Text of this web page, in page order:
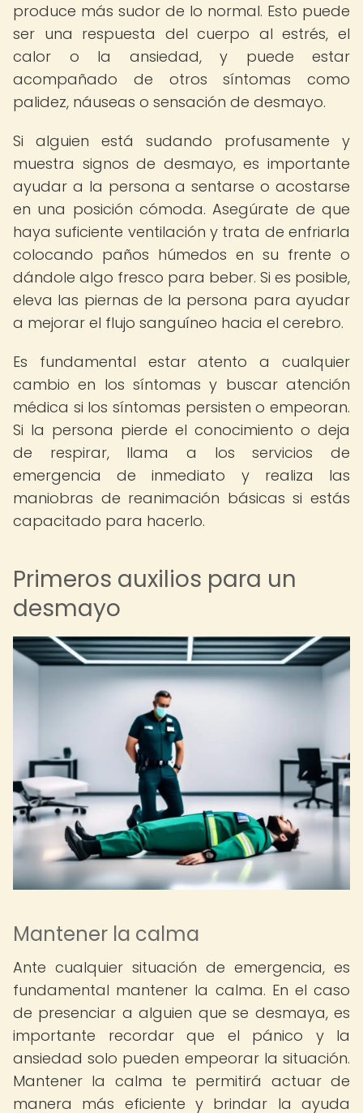
produce más sudor de lo normal. Esto puede
ser una respuesta del cuerpo al estrés, el
calor o la ansiedad, y puede estar
acompañado de otros síntomas como
palidez, náuseas o sensación de desmayo.
Si alguien está sudando profusamente y
muestra signos de desmayo, es importante
ayudar a la persona a sentarse o acostarse
en una posición cómoda. Asegúrate de que
haya suficiente ventilación y trata de enfriarla
colocando paños húmedos en su frente o
dándole algo fresco para beber. Si es posible,
eleva las piernas de la persona para ayudar
a mejorar el flujo sanguíneo hacia el cerebro.
Es fundamental estar atento a cualquier
cambio en los síntomas y buscar atención
médica si los síntomas persisten o empeoran.
Si la persona pierde el conocimiento o deja
de respirar, llama a los servicios de
emergencia de inmediato y realiza las
maniobras de reanimación básicas si estás
capacitado para hacerlo.
Primeros auxilios para un
desmayo
Mantener la calma
Ante cualquier situación de emergencia, es
fundamental mantener la calma. En el caso
de presenciar a alguien que se desmaya, es
importante recordar que el pánico y la
ansiedad solo pueden empeorar la situación.
Mantener la calma te permitirá actuar de
manera más eficiente y brindar la ayuda